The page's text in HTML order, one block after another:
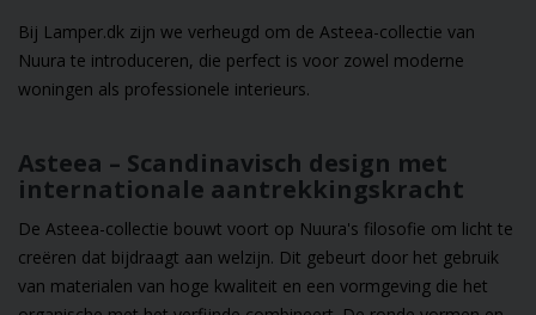
Bij Lamper.dk zijn we verheugd om de Asteea-collectie van
Nuura te introduceren, die perfect is voor zowel moderne
woningen als professionele interieurs.
Asteea – Scandinavisch design met
internationale aantrekkingskracht
De Asteea-collectie bouwt voort op Nuura's filosofie om licht te
creëren dat bijdraagt aan welzijn. Dit gebeurt door het gebruik
van materialen van hoge kwaliteit en een vormgeving die het